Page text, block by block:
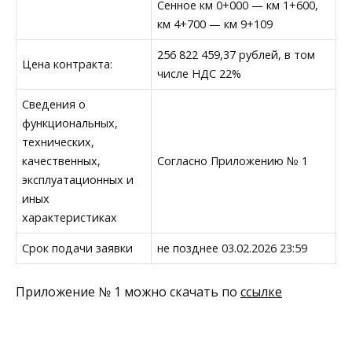
Сенное км 0+000 — км 1+600,
км 4+700 — км 9+109
Цена контракта:
256 822 459,37 рублей, в том
числе НДС 22%
Сведения о
функциональных,
технических,
качественных,
эксплуатационных и
иных
характеристиках
Согласно Приложению № 1
Срок подачи заявки не позднее 03.02.2026 23:59
Приложение № 1 можно скачать по ссылке